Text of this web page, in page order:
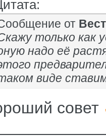
от
только как
надо её
виде
совет